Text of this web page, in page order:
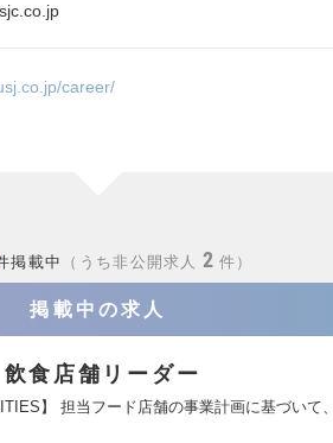
career/
掲載中 うち非公開求人 2 件
掲載中の求人
飲食店舗リーダー
】 担当フード店舗の事業計画に基づいて